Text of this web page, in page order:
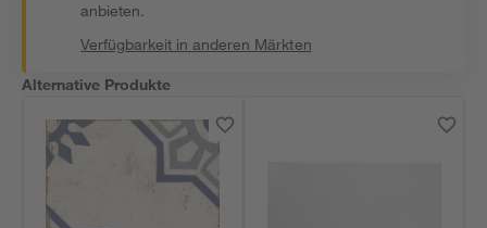
anbieten.
Verfügbarkeit in anderen Märkten
Alternative Produkte